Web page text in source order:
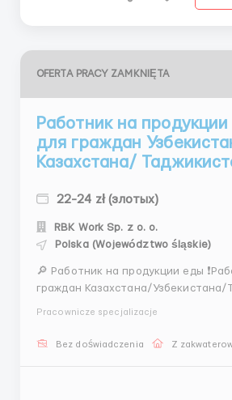
OFERTA PRACY ZAMKNIĘTA
Работник на
для граждан
Казахстана/
22-24 zł (злотых)
RBK Work Sp. z o. o.
Polska (Województwo śląskie)
🔎 Работник на продукции еды ❗️Работа только для
граждан Казахстана/
ТРЕБОВАНИЯ: - М/Ж/СП возраст 18-
Pracownicze specjalizacje
Bez doświadczenia Z